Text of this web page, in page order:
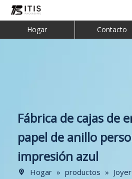
Hogar Contacto
Fábrica de cajas de
papel de anillo
impresión azul
Hogar » productos »